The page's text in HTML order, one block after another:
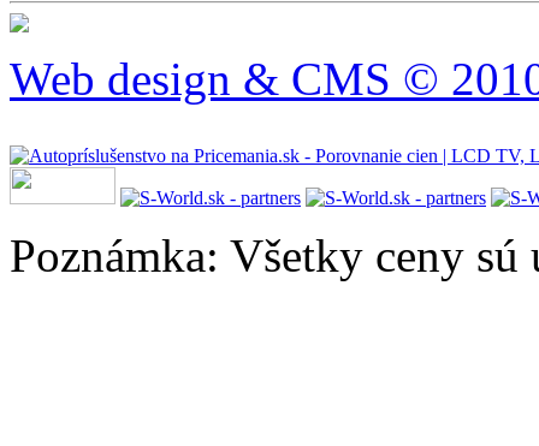
Web design & CMS ©
Poznámka: Všetky ceny sú